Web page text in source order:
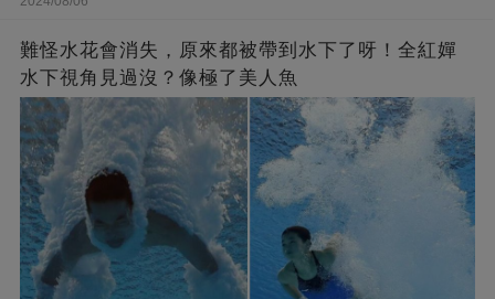
難怪水花會消失，原來都被帶到水下了呀！全紅嬋
水下視角見過沒？像極了美人魚